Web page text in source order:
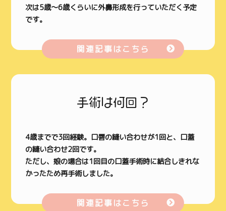
次は5歳～6歳くらいに外鼻形成を行っていただく予定
です。
関連記事はこちら
手術は何回？
4歳までで3回経験。口唇の縫い合わせが1回と、口蓋
の縫い合わせ2回です。
ただし、娘の場合は1回目の口蓋手術時に結合しきれな
かったため再手術しました。
関連記事はこちら